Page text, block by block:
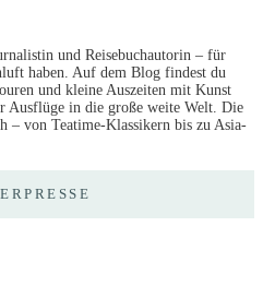
und Reisebuchautorin – für
haben. Auf dem Blog findest du
und kleine Auszeiten mit Kunst
Ausflüge in die große weite Welt. Die
– von Teatime-Klassikern bis zu Asia-